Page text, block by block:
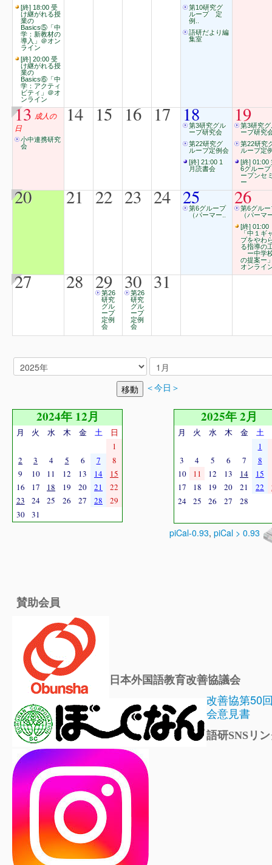
[終] 18:00 受
け継がれる授
業の
Basics⑤「中
学：新教材の
導入」＠オン
ライン
[終] 20:00 受
け継がれる授
業の
Basics⑥「中
学：アクティ
ビティ」＠オ
ンライン
第10研究グ
ループ 定
例..
語研だより編
集室
13 成人の
日
小中連携研究
会
14 15 16 17 18
第3研究グル
ープ研究会
第22研究グ
ループ定例会
[終] 21:00 1
月読書会
19
第3研究グ
ープ研究
第22研究
ループ定
[終] 01:00
6グループ
ープンセ
ー
20 21 22 23 24 25
第6グループ
（パーマー..
26
第6グルー
（パーマ
[終] 01:00
「中１ギ
プをやわ
る指導の
ー中学
の提案ー
オンライ
27 28 29
第26
研究
グル
ープ
定例
会
30
第26
研究
グル
ープ
定例
会
31
＜今日＞
2024年 12月
月 火 水 木 金 土
日
1
2
3 4 5 6 7
8
9
10 11 12 13 14
15
16
17 18 19 20 21
22
23
24 25 26 27 28
29
30
31
2025年 2月
月 火 水 木 金 土
1
3
4 5 6 7
8
10
11 12 13 14 15
17
18 19 20 21 22
24
25 26 27 28
piCal-0.93, piCal > 0.93
賛助会員
日本外国語教育改善協議会
改善協第50
会意見書
語研SNSリ